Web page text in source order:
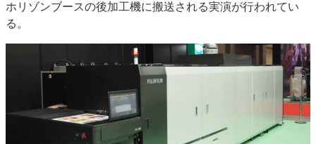
特集・デジタル印刷 アイデアで勝負！ ～多様なビジネス・多彩な商材～
JAPAN PACK 2023 特集
中古印刷機・製本機特集
2022 検査・校正特集
特集・デジタル印刷 ～ 新成長軌道を描く
ホリゾンブースの後加工機に搬送される実演が行われてい
る。